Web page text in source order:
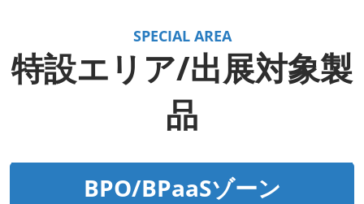
SPECIAL AREA
特設エリア/出展対象製
品
BPO/BPaaSゾーン